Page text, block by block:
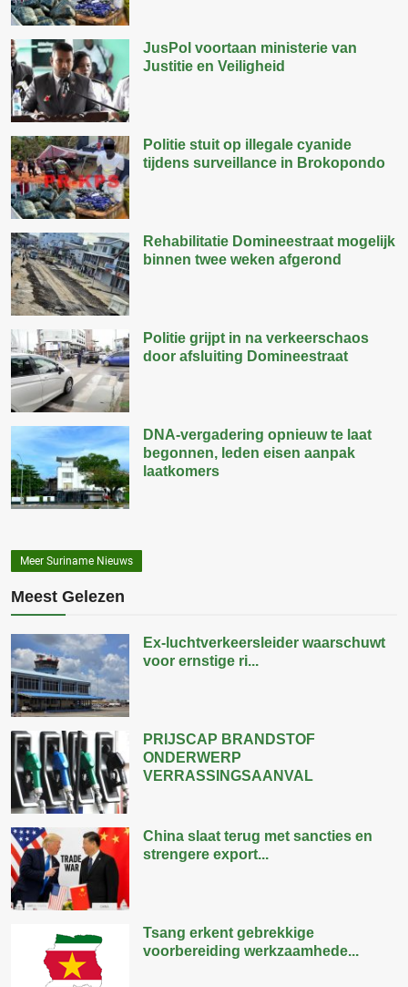
JusPol voortaan ministerie van
Justitie en Veiligheid
Politie stuit op illegale cyanide
tijdens surveillance in Brokopondo
Rehabilitatie Domineestraat mogelijk
binnen twee weken afgerond
Politie grijpt in na verkeerschaos
door afsluiting Domineestraat
DNA-vergadering opnieuw te laat
begonnen, leden eisen aanpak
laatkomers
Meer Suriname Nieuws
Meest Gelezen
Ex-luchtverkeersleider waarschuwt
voor ernstige ri...
PRIJSCAP BRANDSTOF
ONDERWERP
VERRASSINGSAANVAL
China slaat terug met sancties en
strengere export...
Tsang erkent gebrekkige
voorbereiding werkzaamhede...